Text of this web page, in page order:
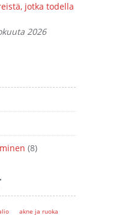
jotka todella
2026
(8)
akne ja ruoka